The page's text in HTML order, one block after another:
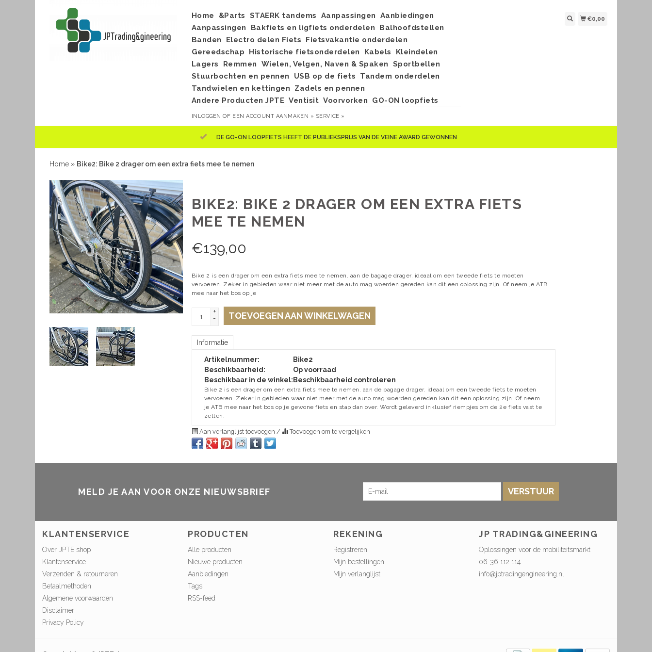
Home &Parts STAERK tandems Aanpassingen
Aanbiedingen
Aanpassingen
Bakfiets en ligfiets onderdelen
Balhoofdstellen
Banden
Electro delen Fiets
Fietsvakantie onderdelen
Gereedschap
Historische fietsonderdelen Kabels
Kleindelen
Lagers
Remmen Wielen, Velgen, Naven & Spaken
Sportbellen
Stuurbochten en pennen
USB op de fiets
Tandem onderdelen
Tandwielen en kettingen
Zadels en pennen
Andere Producten JPTE Ventisit Voorvorken GO-ON loopfiets
INLOGGEN OF EEN ACCOUNT AANMAKEN » SERVICE »
€0,00
DE GO-ON LOOPFIETS HEEFT DE PUBLIEKSPRIJS VAN DE VEINE AWARD GEWONNEN
Home » Bike2: Bike 2 drager om een extra fiets mee te nemen
BIKE2: BIKE 2 DRAGER OM EEN EXTRA FIETS
MEE TE NEMEN
€139,00
Bike 2 is een drager om een extra fiets mee te nemen. aan de bagage drager. ideaal om een tweede fiets te moeten
vervoeren. Zeker in gebieden waar niet meer met de auto mag woerden gereden kan dit een oplossing zijn. Of neem je ATB
mee naar het bos op je
+
-
TOEVOEGEN AAN WINKELWAGEN
Informatie
Artikelnummer:
Bike2
Beschikbaarheid:
Op voorraad
Beschikbaar in de winkel: Beschikbaarheid controleren
Bike 2 is een drager om een extra fiets mee te nemen. aan de bagage drager. ideaal om een tweede fiets te moeten
vervoeren. Zeker in gebieden waar niet meer met de auto mag woerden gereden kan dit een oplossing zijn. Of neem
je ATB mee naar het bos op je gewone fiets en stap dan over. Wordt geleverd inklusief riempjes om de 2e fiets vast te
zetten.
Aan verlanglijst toevoegen / Toevoegen om te vergelijken
MELD JE AAN VOOR ONZE NIEUWSBRIEF VERSTUUR
KLANTENSERVICE
Over JPTE shop
Klantenservice
Verzenden & retourneren
Betaalmethoden
Algemene voorwaarden
Disclaimer
Privacy Policy
PRODUCTEN
Alle producten
Nieuwe producten
Aanbiedingen
Tags
RSS-feed
REKENING
Registreren
Mijn bestellingen
Mijn verlanglijst
JP TRADING&GINEERING
Oplossingen voor de mobiliteitsmarkt
06-36 112 114
info@jptradingengineering.nl